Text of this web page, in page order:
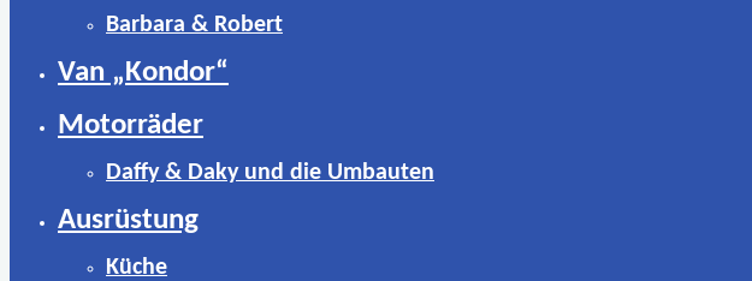
Barbara & Robert
Van „Kondor“
Motorräder
Daffy & Daky und die Umbauten
Ausrüstung
Küche